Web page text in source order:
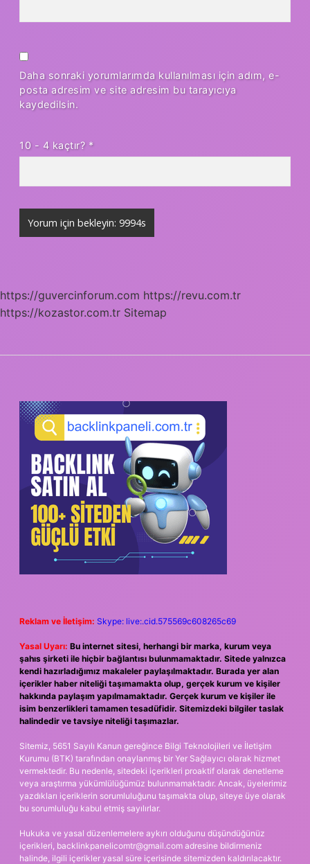
Daha sonraki yorumlarımda kullanılması için adım, e-
posta adresim ve site adresim bu tarayıcıya
kaydedilsin.
10 - 4 kaçtır? *
https://guvercinforum.com https://revu.com.tr
https://kozastor.com.tr Sitemap
SIDEBAR
Reklam ve İletişim: Skype: live:.cid.575569c608265c69
Yasal Uyarı: Bu internet sitesi, herhangi bir marka, kurum veya
şahıs şirketi ile hiçbir bağlantısı bulunmamaktadır. Sitede yalnızca
kendi hazırladığımız makaleler paylaşılmaktadır. Burada yer alan
içerikler haber niteliği taşımamakta olup, gerçek kurum ve kişiler
hakkında paylaşım yapılmamaktadır. Gerçek kurum ve kişiler ile
isim benzerlikleri tamamen tesadüfidir. Sitemizdeki bilgiler taslak
halindedir ve tavsiye niteliği taşımazlar.
Sitemiz, 5651 Sayılı Kanun gereğince Bilgi Teknolojileri ve İletişim
Kurumu (BTK) tarafından onaylanmış bir Yer Sağlayıcı olarak hizmet
vermektedir. Bu nedenle, sitedeki içerikleri proaktif olarak denetleme
veya araştırma yükümlülüğümüz bulunmamaktadır. Ancak, üyelerimiz
yazdıkları içeriklerin sorumluluğunu taşımakta olup, siteye üye olarak
bu sorumluluğu kabul etmiş sayılırlar.
Hukuka ve yasal düzenlemelere aykırı olduğunu düşündüğünüz
içerikleri, backlinkpanelicomtr@gmail.com adresine bildirmeniz
halinde, ilgili içerikler yasal süre içerisinde sitemizden kaldırılacaktır.